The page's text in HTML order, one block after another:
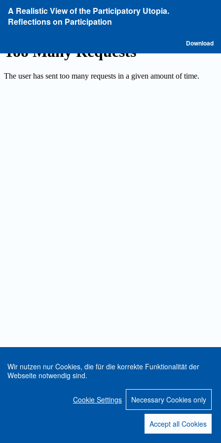
Wir nutzen nur Cookies, die für die korrekte Funktionalität der
Webseite notwendig sind.
Cookie Settings Necessary Cookies only
Accept all Cookies
Article
A Realistic View of the Participatory Utopia.
Reflections on Participation
Download